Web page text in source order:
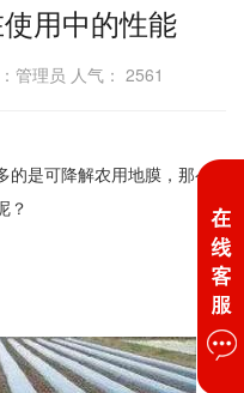
用中的性能
管理员 人气： 2561
是可降解农用地膜，那么
？